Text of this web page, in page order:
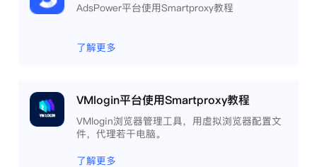
AdsPower平台使用Smartproxy教程
了解更多
VMlogin平台使用Smartproxy教程
VMlogin浏览器管理工具，用虚拟浏览器配置文
件，代理若干电脑。
了解更多